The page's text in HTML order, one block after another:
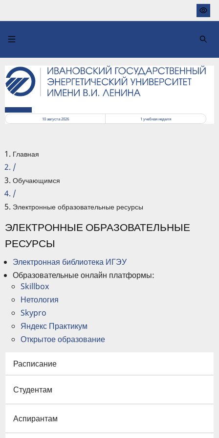
основному
10 августа 2026
1 учебная неделя
Главная
/
Обучающимся
/
Электронные образовательные ресурсы
ЭЛЕКТРОННЫЕ ОБРАЗОВАТЕЛЬНЫЕ
РЕСУРСЫ
Электронная библиотека ИГЭУ
Образовательные онлайн платформы:
Skillbox
Нетология
Skypro
Яндекс Практикум
Открытое образование
Расписание
Студентам
Аспирантам